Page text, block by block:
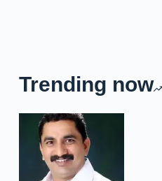
Trending now